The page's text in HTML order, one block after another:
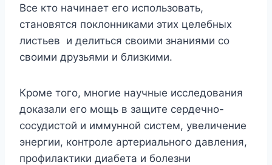
Все кто начинает его использовать,
становятся поклонниками этих целебных
листьев и делиться своими знаниями со
своими друзьями и близкими.
Кроме того, многие научные исследования
доказали его мощь в защите сердечно-
сосудистой и иммунной систем, увеличение
энергии, контроле артериального давления,
профилактики диабета и болезни